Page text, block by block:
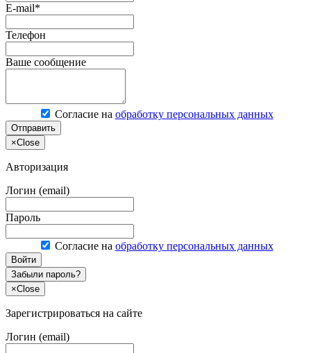
E-mail*
Телефон
Ваше сообщение
Согласие на обработку персональных данных
Отправить
×Close
Авторизация
Логин (email)
Пароль
Согласие на обработку персональных данных
Войти
Забыли пароль?
×Close
Зарегистрироваться на сайте
Логин (email)